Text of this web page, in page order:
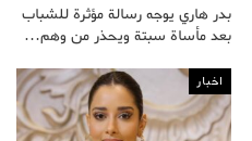
بدر هاري يوجه رسالة مؤثرة للشباب
بعد مأساة سبتة ويحذر من وهم…
اخبار